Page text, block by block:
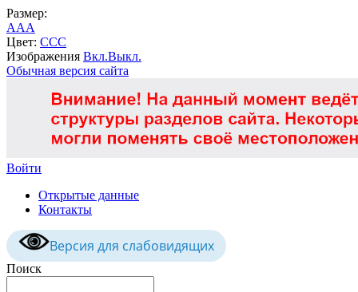
Размер:
AAA
Цвет: CCC
Изображения Вкл.Выкл.
Обычная версия сайта
Войти
Открытые данные
Контакты
Версия для слабовидящих
Поиск